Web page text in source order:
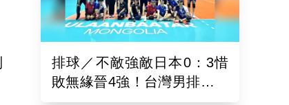
排球／不敵強敵日本0：3惜
敗無緣晉4強！台灣男排亞洲
東區排球錦標賽續拚最佳名